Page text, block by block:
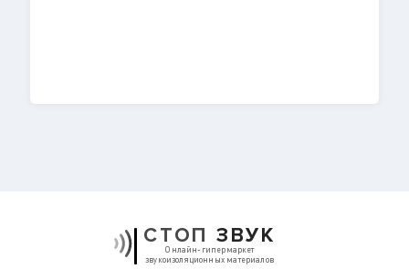
СТОП ЗВУК
Онлайн-гипермаркет
звукоизоляционных материалов